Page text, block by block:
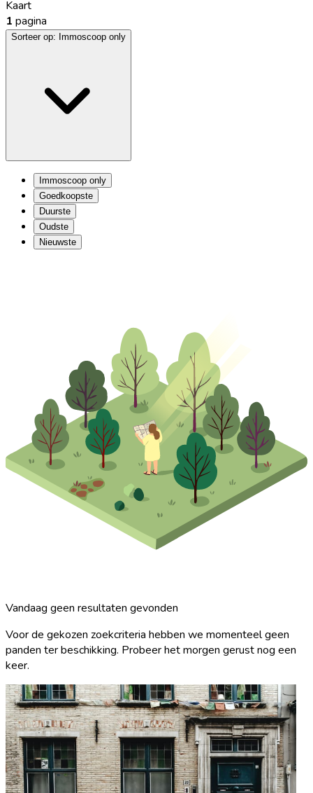
Kaart
1 pagina
Sorteer op: Immoscoop only
Immoscoop only
Goedkoopste
Duurste
Oudste
Nieuwste
Vandaag geen resultaten gevonden
Voor de gekozen zoekcriteria hebben we momenteel geen
panden ter beschikking. Probeer het morgen gerust nog een
keer.